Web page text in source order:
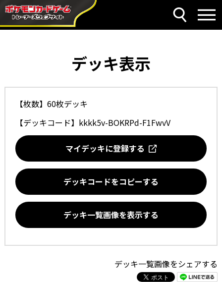
デッキ表示
【枚数】60枚デッキ
【デッキコード】 kkkk5v-BOKRPd-F1FwvV
マイデッキに登録する
デッキコードをコピーする
デッキ一覧画像を表示する
デッキ一覧画像をシェアする